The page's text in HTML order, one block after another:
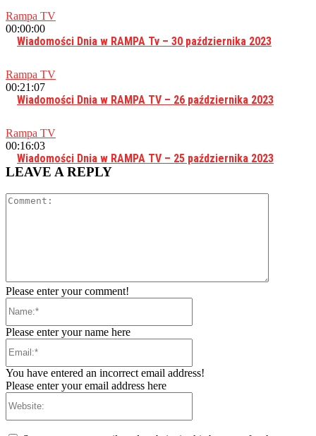
Rampa TV
00:00:00
Wiadomości Dnia w RAMPA Tv – 30 października 2023
Rampa TV
00:21:07
Wiadomości Dnia w RAMPA TV – 26 października 2023
Rampa TV
00:16:03
Wiadomości Dnia w RAMPA TV – 25 października 2023
LEAVE A REPLY
Please enter your comment!
Please enter your name here
You have entered an incorrect email address!
Please enter your email address here